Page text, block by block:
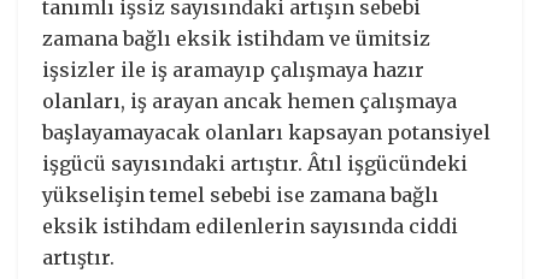
tanımlı işsiz sayısındaki artışın sebebi
zamana bağlı eksik istihdam ve ümitsiz
işsizler ile iş aramayıp çalışmaya hazır
olanları, iş arayan ancak hemen çalışmaya
başlayamayacak olanları kapsayan potansiyel
işgücü sayısındaki artıştır. Âtıl işgücündeki
yükselişin temel sebebi ise zamana bağlı
eksik istihdam edilenlerin sayısında ciddi
artıştır.